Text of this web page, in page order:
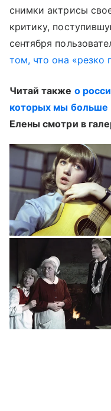
снимки актрисы
критику,
сентября
том, что она «резко
Читай также о
которых мы больше
Елены смотри в